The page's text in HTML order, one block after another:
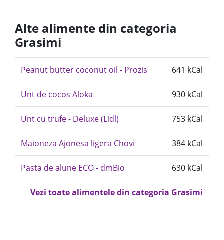
Alte alimente din categoria
Grasimi
Peanut butter coconut oil - Prozis 641 kCal
Unt de cocos Aloka 930 kCal
Unt cu trufe - Deluxe (Lidl) 753 kCal
Maioneza Ajonesa ligera Chovi 384 kCal
Pasta de alune ECO - dmBio 630 kCal
Vezi toate alimentele din categoria Grasimi